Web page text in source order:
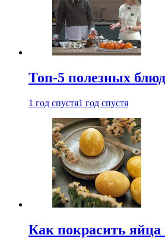
Топ-5 полезных
1 год спустя1 год спустя
Как покрасить